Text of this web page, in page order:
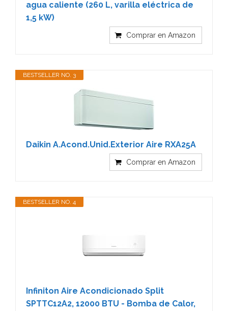
agua caliente (260 L, varilla eléctrica de
1,5 kW)
Comprar en Amazon
BESTSELLER NO. 3
Daikin A.Acond.Unid.Exterior Aire RXA25A
Comprar en Amazon
BESTSELLER NO. 4
Infiniton Aire Acondicionado Split
SPTTC12A2, 12000 BTU - Bomba de Calor,